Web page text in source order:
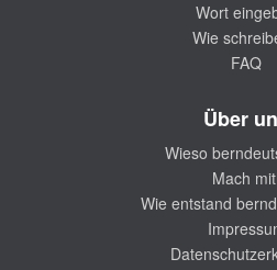
Wort
Wie
FAQ
Über
Wieso
Mach
Wie entstand